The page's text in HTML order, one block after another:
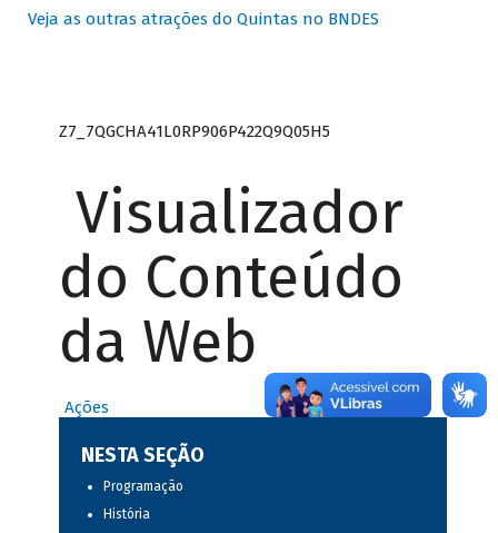
Veja as outras atrações do Quintas no BNDES
Z7_7QGCHA41L0RP906P422Q9Q05H5
Visualizador
do Conteúdo
da Web
Ações
NESTA SEÇÃO
Programação
História